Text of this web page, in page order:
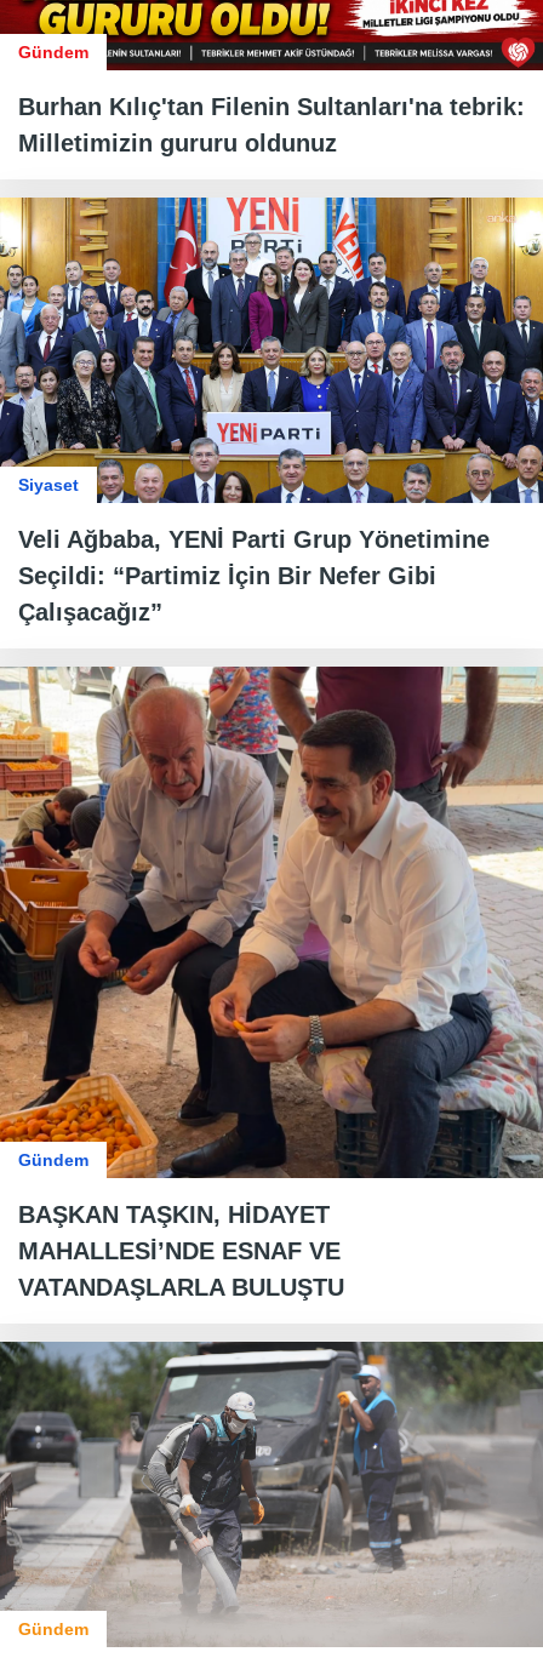
Gündem
Burhan Kılıç'tan Filenin Sultanları'na tebrik:
Milletimizin gururu oldunuz
Siyaset
Veli Ağbaba, YENİ Parti Grup Yönetimine
Seçildi: “Partimiz İçin Bir Nefer Gibi
Çalışacağız”
Gündem
BAŞKAN TAŞKIN, HİDAYET
MAHALLESİ’NDE ESNAF VE
VATANDAŞLARLA BULUŞTU
Gündem